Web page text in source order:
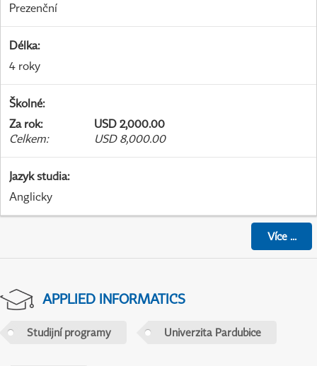
Prezenční
Délka:
4 roky
Školné:
Za rok:
USD 2,000.00
Celkem: USD 8,000.00
Jazyk studia:
Anglicky
Více...
APPLIED INFORMATICS
Studijní programy Univerzita Pardubice